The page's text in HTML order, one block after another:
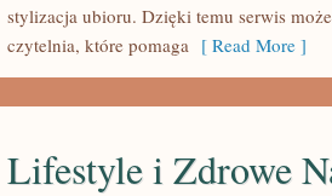
stylizacja ubioru. Dzięki temu serwis
czytelnia, które pomaga [ Read More ]
Lifestyle i Zdrowe